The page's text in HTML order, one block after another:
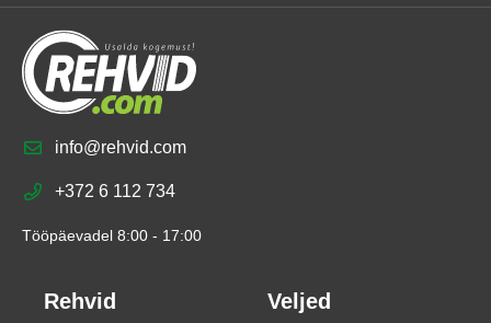
info@rehvid.com
+372 6 112 734
Tööpäevadel 8:00 - 17:00
Rehvid Veljed